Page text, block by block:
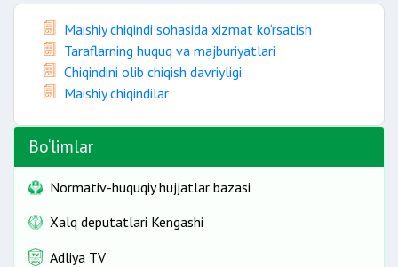
Maishiy chiqindi sohasida xizmat ko‘rsatish
Taraflarning huquq va majburiyatlari
Chiqindini olib chiqish davriyligi
Maishiy chiqindilar
Bo‘limlar
Normativ-huquqiy hujjatlar bazasi
Xalq deputatlari Kengashi
Adliya TV